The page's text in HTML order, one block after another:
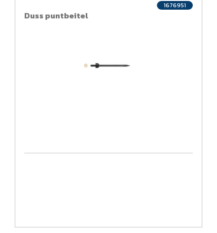
Duss puntbeitel
1676951